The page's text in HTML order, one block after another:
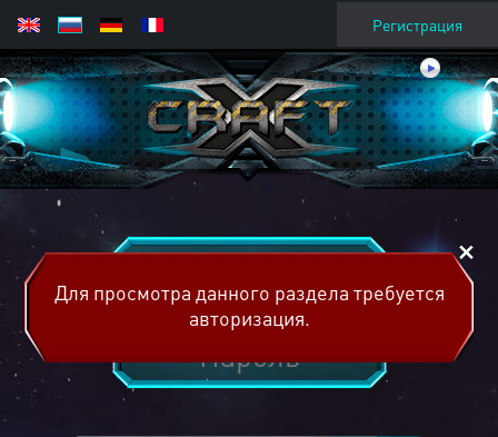
Регистрация
Для просмотра данного раздела требуется
авторизация.